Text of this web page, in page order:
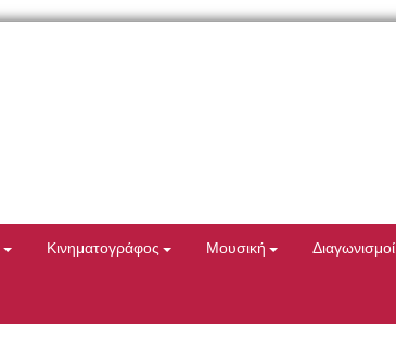
Κινηματογράφος Μουσική Διαγωνισμοί